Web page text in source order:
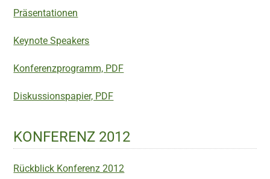
Präsentationen
Keynote Speakers
Konferenzprogramm, PDF
Diskussionspapier, PDF
KONFERENZ 2012
Rückblick Konferenz 2012